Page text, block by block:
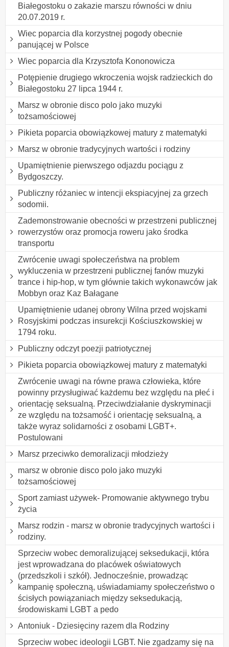
Białegostoku o zakazie marszu równości w dniu
20.07.2019 r.
Wiec poparcia dla korzystnej pogody obecnie
panującej w Polsce
Wiec poparcia dla Krzysztofa Kononowicza
Potępienie drugiego wkroczenia wojsk radzieckich do
Białegostoku 27 lipca 1944 r.
Marsz w obronie disco polo jako muzyki
tożsamościowej
Pikieta poparcia obowiązkowej matury z matematyki
Marsz w obronie tradycyjnych wartości i rodziny
Upamiętnienie pierwszego odjazdu pociągu z
Bydgoszczy.
Publiczny różaniec w intencji ekspiacyjnej za grzech
sodomii.
Zademonstrowanie obecności w przestrzeni publicznej
rowerzystów oraz promocja roweru jako środka
transportu
Zwrócenie uwagi społeczeństwa na problem
wykluczenia w przestrzeni publicznej fanów muzyki
trance i hip-hop, w tym głównie takich wykonawców jak
Mobbyn oraz Kaz Bałagane
Upamiętnienie udanej obrony Wilna przed wojskami
Rosyjskimi podczas insurekcji Kościuszkowskiej w
1794 roku.
Publiczny odczyt poezji patriotycznej
Pikieta poparcia obowiązkowej matury z matematyki
Zwrócenie uwagi na równe prawa człowieka, które
powinny przysługiwać każdemu bez względu na płeć i
orientację seksualną. Przeciwdziałanie dyskryminacji
ze względu na tożsamość i orientację seksualną, a
także wyraz solidarności z osobami LGBT+.
Postulowani
Marsz przeciwko demoralizacji młodzieży
marsz w obronie disco polo jako muzyki
tożsamościowej
Sport zamiast używek- Promowanie aktywnego trybu
życia
Marsz rodzin - marsz w obronie tradycyjnych wartości i
rodziny.
Sprzeciw wobec demoralizującej seksedukacji, która
jest wprowadzana do placówek oświatowych
(przedszkoli i szkół). Jednocześnie, prowadząc
kampanię społeczną, uświadamiamy społeczeństwo o
ścisłych powiązaniach między seksedukacją,
środowiskami LGBT a pedo
Antoniuk - Dziesięciny razem dla Rodziny
Sprzeciw wobec ideologii LGBT. Nie zgadzamy się na